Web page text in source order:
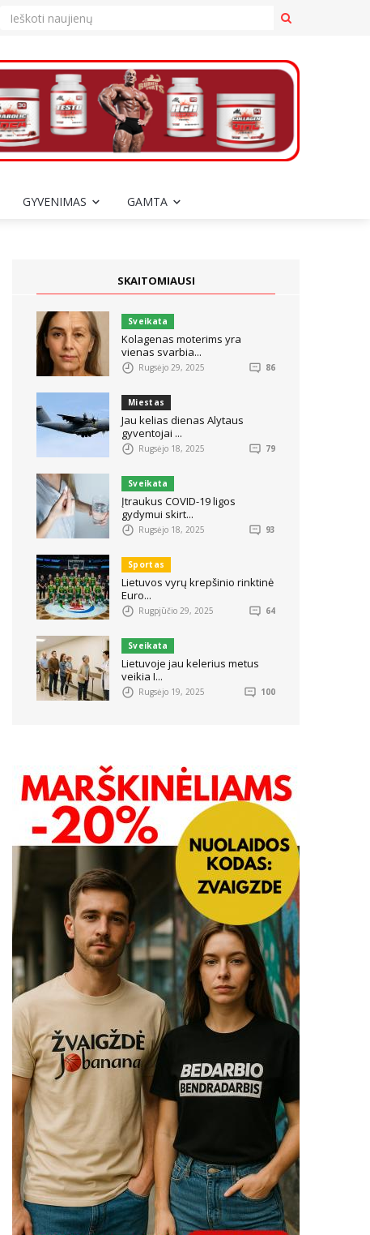
GYVENIMAS GAMTA
SKAITOMIAUSI
Sveikata
Kolagenas moterims yra
vienas svarbia...
Rugsėjo 29, 2025 86
Miestas
Jau kelias dienas Alytaus
gyventojai ...
Rugsėjo 18, 2025 79
Sveikata
Įtraukus COVID-19 ligos
gydymui skirt...
Rugsėjo 18, 2025 93
Sportas
Lietuvos vyrų krepšinio rinktinė
Euro...
Rugpjūčio 29, 2025 64
Sveikata
Lietuvoje jau kelerius metus
veikia I...
Rugsėjo 19, 2025 100